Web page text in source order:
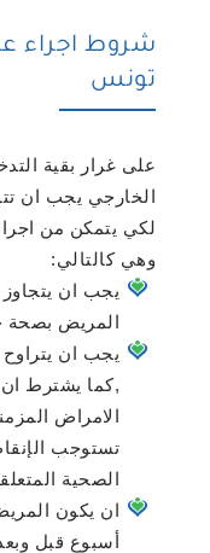
شروط اجراء
تونس
على غرار بقية
الخارجي يجب ان
لكي يتمكن من
وهي كالتالي:
المريض بصحة
,كما يشترط
الامراض
تستوجب
الصحية
ان يكون
أسبوع قبل